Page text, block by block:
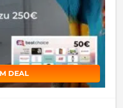
DEAL